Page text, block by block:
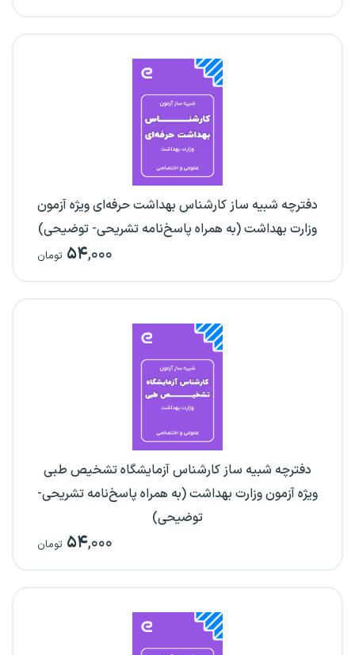
دفترچه شبیه ساز کارشناس بهداشت حرفه‌ای ویژه آزمون
وزارت بهداشت (به همراه پاسخ‌نامه تشریحی- توضیحی)
۵۴,۰۰۰ تومان
دفترچه شبیه ساز کارشناس آزمایشگاه تشخیص طبی
ویژه آزمون وزارت بهداشت (به همراه پاسخ‌نامه تشریحی-
توضیحی)
۵۴,۰۰۰ تومان